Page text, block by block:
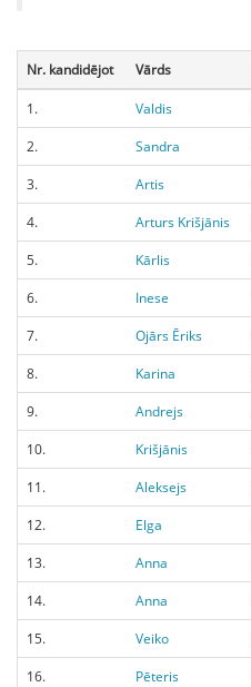
Nr. kandidējot Vārds
1. Valdis
2.
Sandra
3.
Artis
4.
Arturs Krišjānis
5.
Kārlis
6.
Inese
7.
Ojārs Ēriks
8.
Karina
9.
Andrejs
10.
Krišjānis
11.
Aleksejs
12.
Elga
13.
Anna
14.
Anna
15.
Veiko
16.
Pēteris